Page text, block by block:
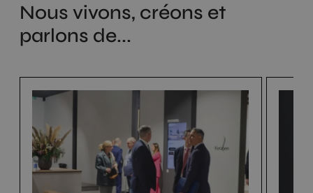
Nous vivons, créons et
parlons de...